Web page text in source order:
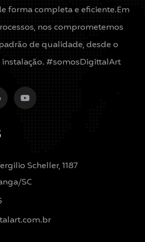
forma completa e eficiente.Em
nos comprometemos
de qualidade, desde o
#somosDigittalArt
Scheller, 1187
SC